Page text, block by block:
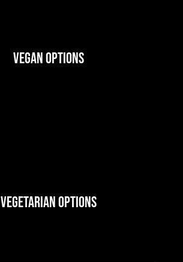
Vegan Options
Vegetarian Options